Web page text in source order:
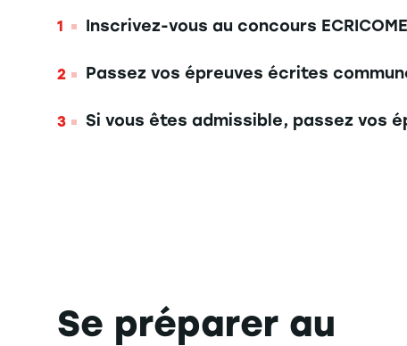
Inscrivez-vous au concours
Passez vos épreuves écrites
Si vous êtes admissible, passez vos
Se préparer au